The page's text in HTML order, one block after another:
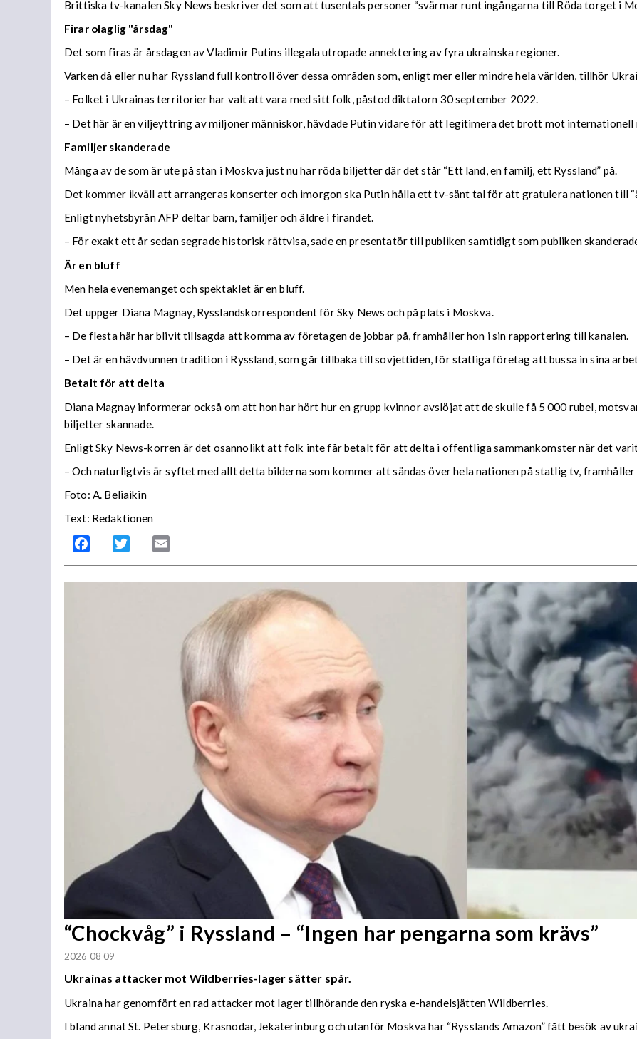
Brittiska tv-kanalen Sky News beskriver det som att tusentals personer “svärmar runt ingångarna till Röda torget i
Firar olaglig "årsdag"
Det som firas är årsdagen av Vladimir Putins illegala utropade annektering av fyra ukrainska regioner.
Varken då eller nu har Ryssland full kontroll över dessa områden som, enligt mer eller mindre hela världen, tillhör
– Folket i Ukrainas territorier har valt att vara med sitt folk, påstod diktatorn 30 september 2022.
– Det här är en viljeyttring av miljoner människor, hävdade Putin vidare för att legitimera det brott mot internationell
Familjer skanderade
Många av de som är ute på stan i Moskva just nu har röda biljetter där det står “Ett land, en familj, ett Ryssland” på.
Det kommer ikväll att arrangeras konserter och imorgon ska Putin hålla ett tv-sänt tal för att gratulera nationen till
Enligt nyhetsbyrån AFP deltar barn, familjer och äldre i firandet.
– För exakt ett år sedan segrade historisk rättvisa, sade en presentatör till publiken samtidigt som publiken skanderade
Är en bluff
Men hela evenemanget och spektaklet är en bluff.
Det uppger Diana Magnay, Rysslandskorrespondent för Sky News och på plats i Moskva.
– De flesta här har blivit tillsagda att komma av företagen de jobbar på, framhåller hon i sin rapportering till kanalen.
– Det är en hävdvunnen tradition i Ryssland, som går tillbaka till sovjettiden, för statliga företag att bussa in sina
Betalt för att delta
Diana Magnay informerar också om att hon har hört hur en grupp kvinnor avslöjat att de skulle få 5 000 rubel,
biljetter skannade.
Enligt Sky News-korren är det osannolikt att folk inte får betalt för att delta i offentliga sammankomster när det varit
– Och naturligtvis är syftet med allt detta bilderna som kommer att sändas över hela nationen på statlig tv, framhåller
Foto: A. Beliaikin
Text: Redaktionen
Facebook Twitter
“Chockvåg” i Ryssland – “Ingen har pengarna som krävs”
2026 08 09
Ukrainas attacker mot Wildberries-lager sätter spår.
Ukraina har genomfört en rad attacker mot lager tillhörande den ryska e-handelsjätten Wildberries.
I bland annat St. Petersburg, Krasnodar, Jekaterinburg och utanför Moskva har “Rysslands Amazon” fått besök av